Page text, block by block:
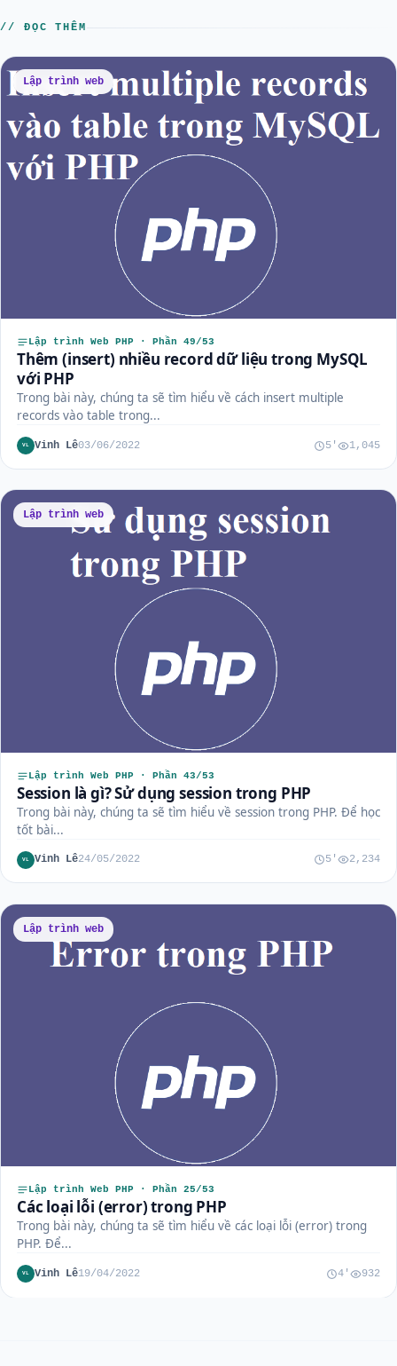
// ĐỌC THÊM
Lập trình web
Lập trình Web PHP · Phần 49/53
Thêm (insert) nhiều record dữ liệu trong MySQL
với PHP
Trong bài này, chúng ta sẽ tìm hiểu về cách insert multiple
records vào table trong...
VL Vinh Lê03/06/2022 5' 1,045
Lập trình web
Lập trình Web PHP · Phần 43/53
Session là gì? Sử dụng session trong PHP
Trong bài này, chúng ta sẽ tìm hiểu về session trong PHP. Để học
tốt bài...
VL Vinh Lê24/05/2022 5' 2,234
Lập trình web
Lập trình Web PHP · Phần 25/53
Các loại lỗi (error) trong PHP
Trong bài này, chúng ta sẽ tìm hiểu về các loại lỗi (error) trong
PHP. Để...
VL Vinh Lê19/04/2022 4' 932